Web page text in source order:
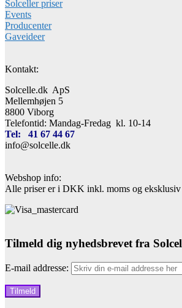
Solceller priser
Events
Producenter
Gaveideer
Kontakt:
Solcelle.dk ApS
Mellemhøjen 5
8800 Viborg
Telefontid: Mandag-Fredag kl. 10-14
Tel: 41 67 44 67
info@solcelle.dk
Webshop info:
Alle priser er i DKK inkl. moms og
Tilmeld dig nyhedsbrevet fra
E-mail addresse: